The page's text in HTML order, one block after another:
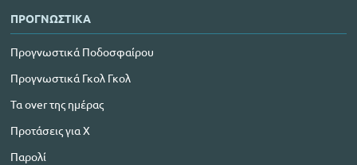
ΠΡΟΓΝΩΣΤΙΚΑ
Προγνωστικά Ποδοσφαίρου
Προγνωστικά Γκολ Γκολ
Τα over της ημέρας
Προτάσεις για Χ
Παρολί